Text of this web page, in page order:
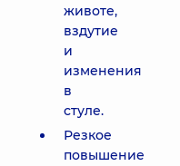
животе,
вздутие
и
изменения
в
стуле.
Резкое
повышение